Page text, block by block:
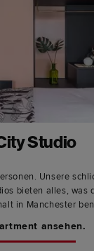
Studio
Unsere
bieten alles, was
in Manchester
ansehen.